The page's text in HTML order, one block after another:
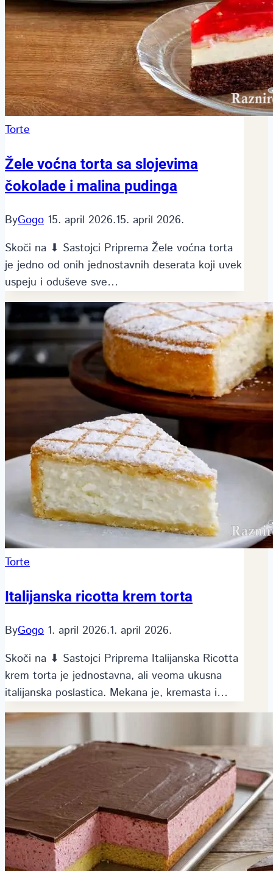
Torte
Žele voćna torta sa slojevima
čokolade i malina pudinga
ByGogo 15. april 2026.15. april 2026.
Skoči na ⬇ Sastojci Priprema Žele voćna torta
je jedno od onih jednostavnih deserata koji uvek
uspeju i oduševe sve…
Torte
Italijanska ricotta krem torta
ByGogo 1. april 2026.1. april 2026.
Skoči na ⬇ Sastojci Priprema Italijanska Ricotta
krem torta je jednostavna, ali veoma ukusna
italijanska poslastica. Mekana je, kremasta i…